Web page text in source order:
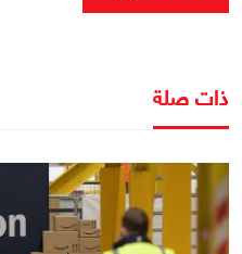
ذات صلة